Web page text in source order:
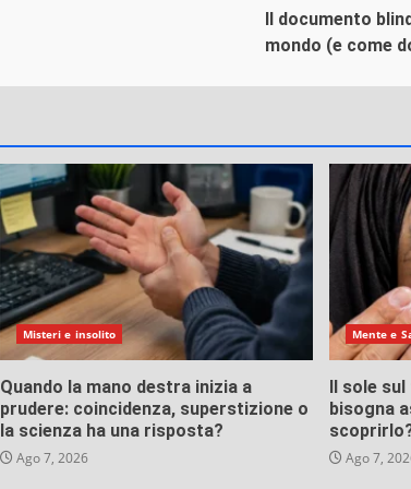
Il documento
mondo (e come
Misteri e insolito
Quando la mano destra inizia a
prudere: coincidenza, superstizione o
la scienza ha una risposta?
Ago 7, 2026
Mente e
Il sole
bisogna
Ago 7,